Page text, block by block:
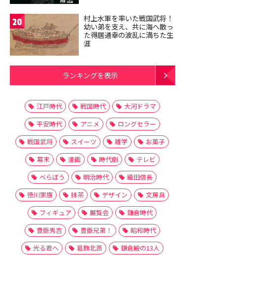
20
村上水軍を率いた戦国武将！
幼い弟を支え、共に海へ散っ
た得居通幸の波乱に満ちた生
涯
ランキングを表示
江戸時代 戦国時代
大河ドラマ
平安時代
アニメ
ロングセラー
戦国武将
スイーツ 雑学
お菓子
幕末
漫画 時代劇
テレビ
べらぼう
明治時代
織田信長
徳川家康
抹茶 デザイン
文房具
フィギュア
展覧会
鎌倉時代
豊臣秀吉
豊臣兄弟！
昭和時代
光る君へ
葛飾北斎 鎌倉殿の13人